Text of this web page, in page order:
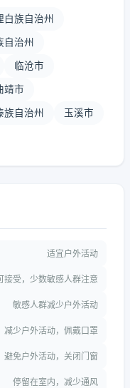
白族自治州
自治州
临沧市
靖市
族自治州 玉溪市
适宜户外活动
接受，少数敏感人群注意
敏感人群减少户外活动
减少户外活动，佩戴口罩
避免户外活动，关闭门窗
停留在室内，减少通风